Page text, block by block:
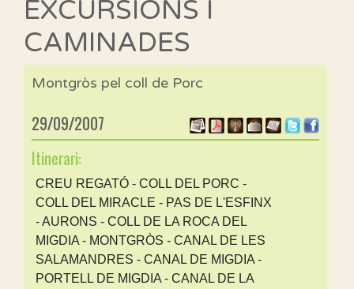
EXCURSIONS I
CAMINADES
Montgròs pel coll de Porc
29/09/2007
Itinerari:
CREU REGATÓ - COLL DEL PORC -
COLL DEL MIRACLE - PAS DE L'ESFINX
- AURONS - COLL DE LA ROCA DEL
MIGDIA - MONTGRÒS - CANAL DE LES
SALAMANDRES - CANAL DE MIGDIA -
PORTELL DE MIGDIA - CANAL DE LA